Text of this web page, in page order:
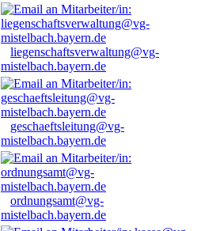
liegenschaftsverwaltung@vg-
mistelbach.bayern.de
geschaeftsleitung@vg-
mistelbach.bayern.de
ordnungsamt@vg-
mistelbach.bayern.de